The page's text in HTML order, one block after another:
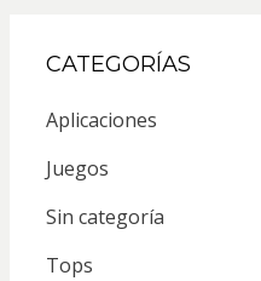
CATEGORÍAS
Aplicaciones
Juegos
Sin categoría
Tops